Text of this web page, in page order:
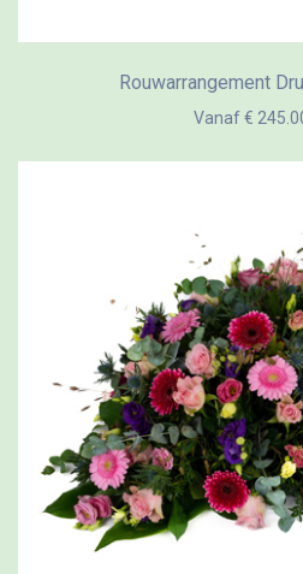
Rouwarrangement
Vanaf €